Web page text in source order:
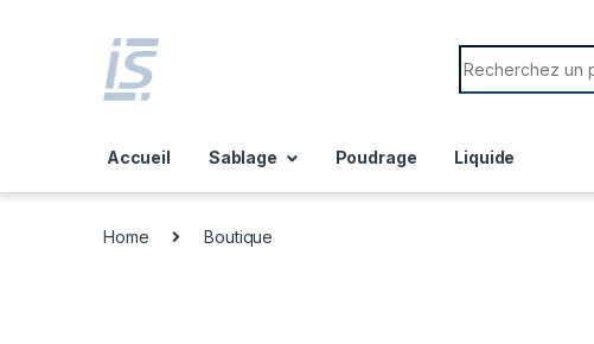
Search for:
Accueil Sablage Poudrage Liquide
Home Boutique